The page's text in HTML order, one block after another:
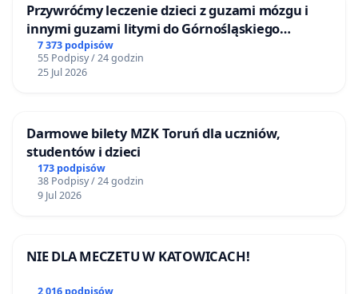
Przywróćmy leczenie dzieci z guzami mózgu i
innymi guzami litymi do Górnośląskiego
Centrum Zdrowia Dziecka w Katowicach
7 373 podpisów
55 Podpisy / 24 godzin
25 Jul 2026
Darmowe bilety MZK Toruń dla uczniów,
studentów i dzieci
173 podpisów
38 Podpisy / 24 godzin
9 Jul 2026
NIE DLA MECZETU W KATOWICACH!
2 016 podpisów